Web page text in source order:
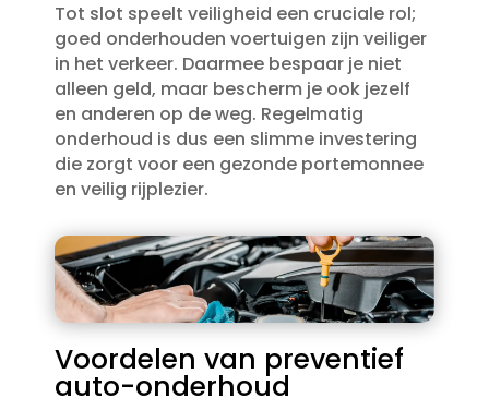
Tot slot speelt veiligheid een cruciale rol;
goed onderhouden voertuigen zijn veiliger
in het verkeer.​ Daarmee bespaar je niet
alleen geld, maar bescherm je ook jezelf
en anderen op de weg.​ Regelmatig
onderhoud is dus een slimme investering
die zorgt voor een gezonde portemonnee
en veilig rijplezier.​
Voordelen van preventief
auto-onderhoud